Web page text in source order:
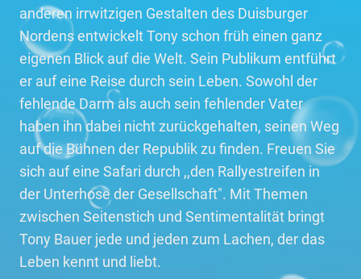
anderen irrwitzigen Gestalten des Duisburger
Nordens entwickelt Tony schon früh einen ganz
eigenen Blick auf die Welt. Sein Publikum entführt
er auf eine Reise durch sein Leben. Sowohl der
fehlende Darm als auch sein fehlender Vater
haben ihn dabei nicht zurückgehalten, seinen Weg
auf die Bühnen der Republik zu finden. Freuen Sie
sich auf eine Safari durch ,,den Rallyestreifen in
der Unterhose der Gesellschaft". Mit Themen
zwischen Seitenstich und Sentimentalität bringt
Tony Bauer jede und jeden zum Lachen, der das
Leben kennt und liebt.